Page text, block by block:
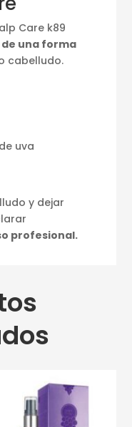
Care k89
una forma
cabelludo.
uva
y dejar
profesional.